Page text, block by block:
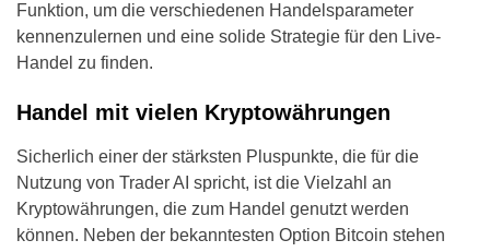
Funktion, um die verschiedenen Handelsparameter
kennenzulernen und eine solide Strategie für den Live-
Handel zu finden.
Handel mit vielen Kryptowährungen
Sicherlich einer der stärksten Pluspunkte, die für die
Nutzung von Trader AI spricht, ist die Vielzahl an
Kryptowährungen, die zum Handel genutzt werden
können. Neben der bekanntesten Option Bitcoin stehen